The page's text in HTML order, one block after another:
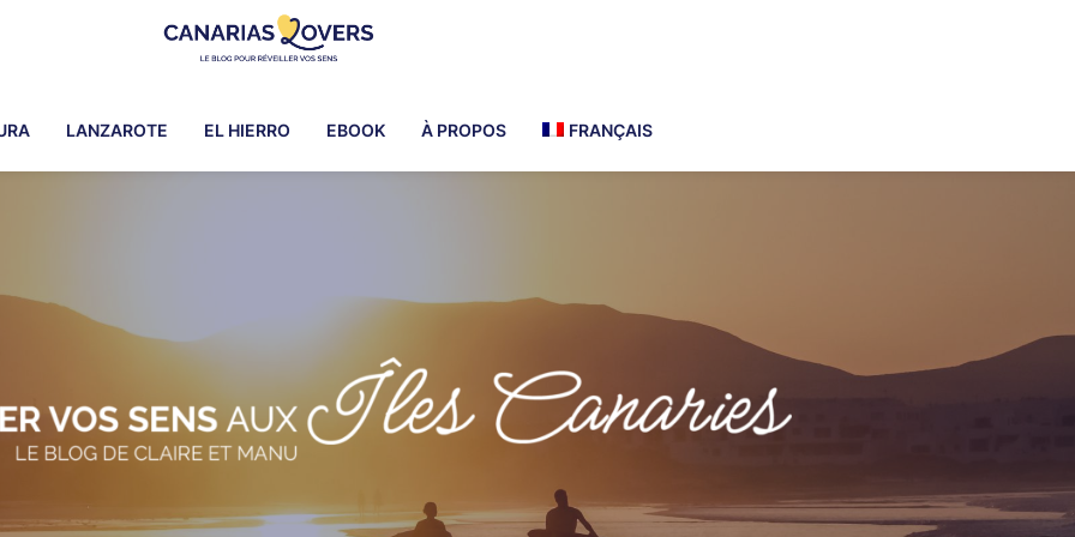
réveiller
-
blog
de
Claire
Manu
LANZAROTE EL HIERRO EBOOK À PROPOS FRANÇAIS